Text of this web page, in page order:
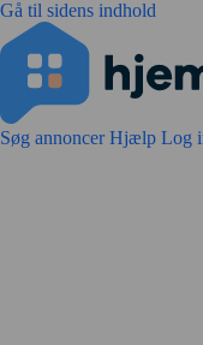
Gå til sidens indhold
Søg annoncerHjælp Log